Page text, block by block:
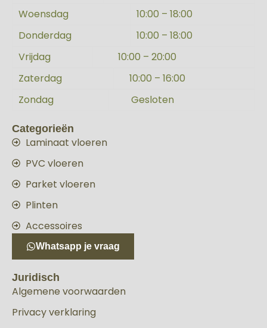
Woensdag
10:00 – 18:00
Donderdag
10:00 – 18:00
Vrijdag
10:00 – 20:00
Zaterdag
10:00 – 16:00
Zondag
Gesloten
Categorieën
Laminaat vloeren
PVC vloeren
Parket vloeren
Plinten
Accessoires
Whatsapp je vraag
Juridisch
Algemene voorwaarden
Privacy verklaring